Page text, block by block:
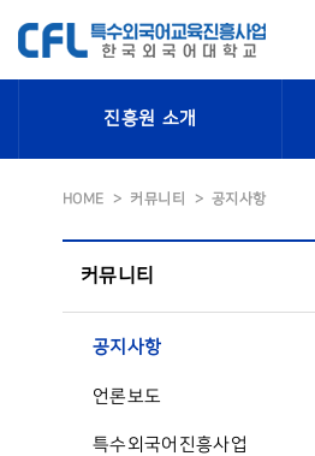
진흥원 소개
HOME 커뮤니티 공지사항
커뮤니티
공지사항
언론보도
특수외국어진흥사업